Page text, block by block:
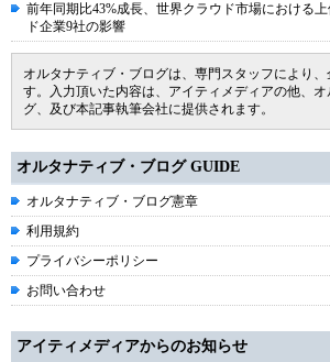
前年同期比43%成長、世界クラウド市場における
ド企業9社の影響
オルタナティブ・ブログは、専門スタッフにより、
す。入力頂いた内容は、アイティメディアの他、
グ、及び本記事執筆会社に提供されます。
オルタナティブ・ブログ GUIDE
オルタナティブ・ブログ憲章
利用規約
プライバシーポリシー
お問い合わせ
アイティメディアからのお知らせ